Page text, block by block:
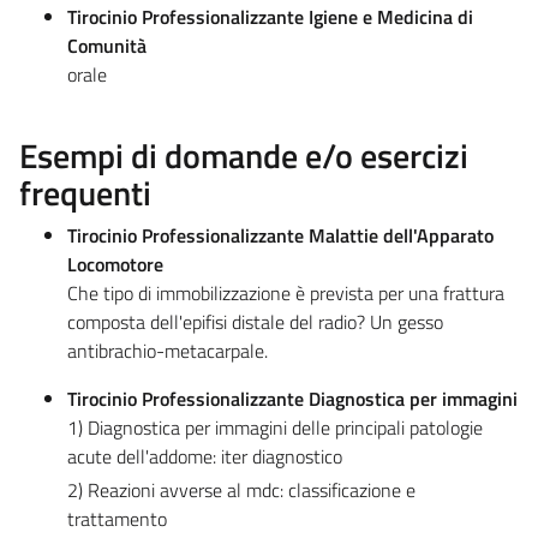
Tirocinio Professionalizzante Igiene e Medicina di
Comunità
orale
Esempi di domande e/o esercizi
frequenti
Tirocinio Professionalizzante Malattie dell'Apparato
Locomotore
Che tipo di immobilizzazione è prevista per una frattura
composta dell'epifisi distale del radio? Un gesso
antibrachio-metacarpale.
Tirocinio Professionalizzante Diagnostica per immagini
1) Diagnostica per immagini delle principali patologie
acute dell'addome: iter diagnostico
2) Reazioni avverse al mdc: classificazione e
trattamento